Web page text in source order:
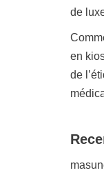
de
en
de